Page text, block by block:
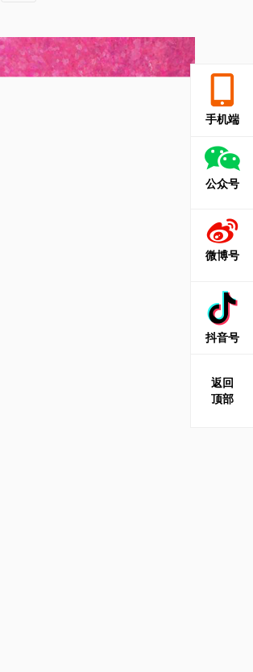
手机端
公众号
微博号
抖音号
返回
顶部